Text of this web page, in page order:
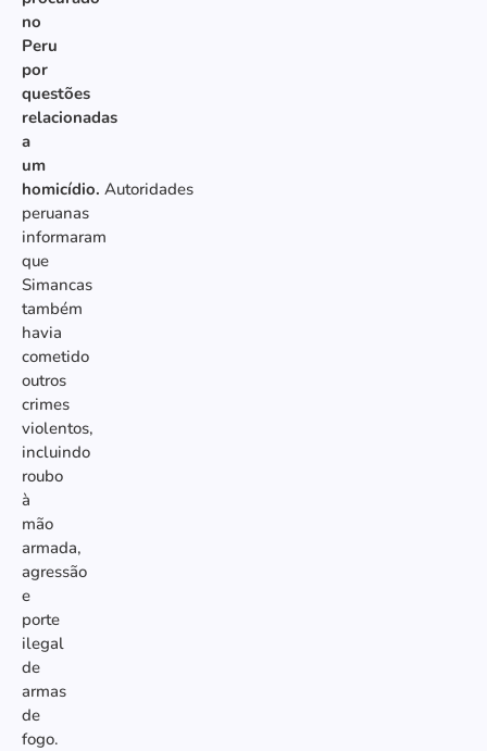
no
Peru
por
questões
relacionadas
a
um
homicídio. Autoridades
peruanas
informaram
que
Simancas
também
havia
cometido
outros
crimes
violentos,
incluindo
roubo
à
mão
armada,
agressão
e
porte
ilegal
de
armas
de
fogo.